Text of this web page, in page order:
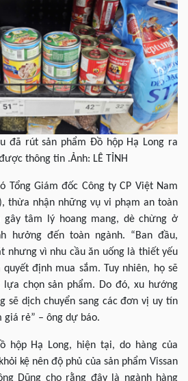
đã rút sản phẩm Đồ hộp Hạ Long ra
thông tin .Ảnh: LÊ TỈNH
Tổng Giám đốc Công ty CP Việt Nam
thừa nhận những vụ vi phạm an toàn
tâm lý hoang mang, dè chừng ở
hưởng đến toàn ngành. “Ban đầu,
nhưng vì nhu cầu ăn uống là thiết yếu
định mua sắm. Tuy nhiên, họ sẽ
chọn sản phẩm. Do đó, xu hướng
sẽ dịch chuyển sang các đơn vị uy tín
giá rẻ” – ông dự báo.
hộp Hạ Long, hiện tại, do hàng của
kệ nên độ phủ của sản phẩm Vissan
Dũng cho rằng đây là ngành hàng